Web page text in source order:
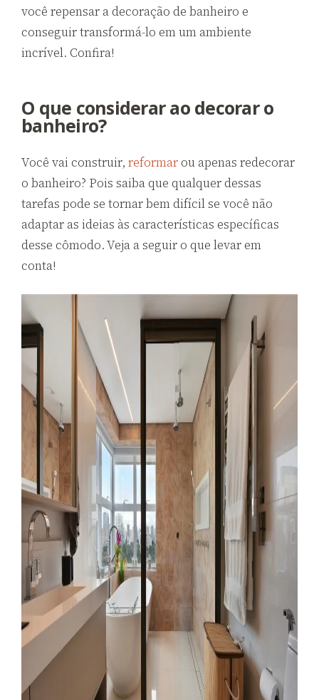
você repensar a decoração de banheiro e
conseguir transformá-lo em um ambiente
incrível. Confira!
O que considerar ao decorar o
banheiro?
Você vai construir, reformarou apenas redecorar
o banheiro? Pois saiba que qualquer dessas
tarefas pode se tornar bem difícil se você não
adaptar as ideias às características específicas
desse cômodo. Veja a seguir o que levar em
conta!